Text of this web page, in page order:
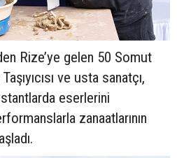
Rize’ye gelen 50 Somut
ve usta sanatçı,
eserlerini
zanaatlarının